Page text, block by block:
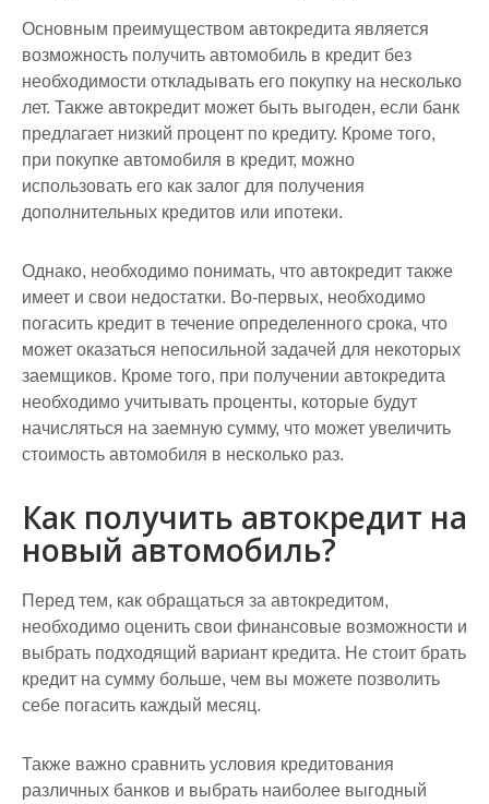
Основным преимуществом автокредита является
возможность получить автомобиль в кредит без
необходимости откладывать его покупку на несколько
лет. Также автокредит может быть выгоден, если банк
предлагает низкий процент по кредиту. Кроме того,
при покупке автомобиля в кредит, можно
использовать его как залог для получения
дополнительных кредитов или ипотеки.
Однако, необходимо понимать, что автокредит также
имеет и свои недостатки. Во-первых, необходимо
погасить кредит в течение определенного срока, что
может оказаться непосильной задачей для некоторых
заемщиков. Кроме того, при получении автокредита
необходимо учитывать проценты, которые будут
начисляться на заемную сумму, что может увеличить
стоимость автомобиля в несколько раз.
Как получить автокредит на
новый автомобиль?
Перед тем, как обращаться за автокредитом,
необходимо оценить свои финансовые возможности и
выбрать подходящий вариант кредита. Не стоит брать
кредит на сумму больше, чем вы можете позволить
себе погасить каждый месяц.
Также важно сравнить условия кредитования
различных банков и выбрать наиболее выгодный